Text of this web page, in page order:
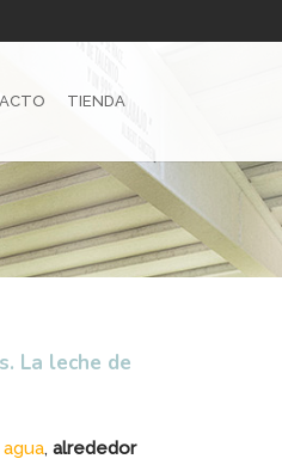
TIENDA
La leche de
agua, alrededor